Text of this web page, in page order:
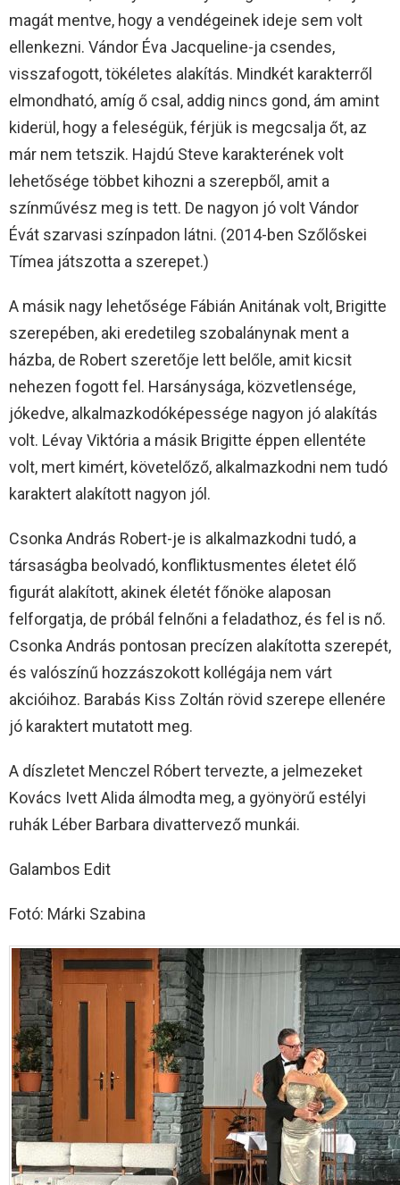
magát mentve, hogy a vendégeinek ideje sem volt
ellenkezni. Vándor Éva Jacqueline-ja csendes,
visszafogott, tökéletes alakítás. Mindkét karakterről
elmondható, amíg ő csal, addig nincs gond, ám amint
kiderül, hogy a feleségük, férjük is megcsalja őt, az
már nem tetszik. Hajdú Steve karakterének volt
lehetősége többet kihozni a szerepből, amit a
színművész meg is tett. De nagyon jó volt Vándor
Évát szarvasi színpadon látni. (2014-ben Szőlőskei
Tímea játszotta a szerepet.)
A másik nagy lehetősége Fábián Anitának volt, Brigitte
szerepében, aki eredetileg szobalánynak ment a
házba, de Robert szeretője lett belőle, amit kicsit
nehezen fogott fel. Harsánysága, közvetlensége,
jókedve, alkalmazkodóképessége nagyon jó alakítás
volt. Lévay Viktória a másik Brigitte éppen ellentéte
volt, mert kimért, követelőző, alkalmazkodni nem tudó
karaktert alakított nagyon jól.
Csonka András Robert-je is alkalmazkodni tudó, a
társaságba beolvadó, konfliktusmentes életet élő
figurát alakított, akinek életét főnöke alaposan
felforgatja, de próbál felnőni a feladathoz, és fel is nő.
Csonka András pontosan precízen alakította szerepét,
és valószínű hozzászokott kollégája nem várt
akcióihoz. Barabás Kiss Zoltán rövid szerepe ellenére
jó karaktert mutatott meg.
A díszletet Menczel Róbert tervezte, a jelmezeket
Kovács Ivett Alida álmodta meg, a gyönyörű estélyi
ruhák Léber Barbara divattervező munkái.
Galambos Edit
Fotó: Márki Szabina